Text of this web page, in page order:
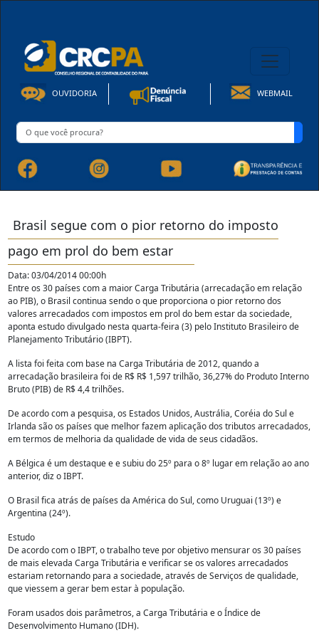
OUVIDORIA WEBMAIL
Brasil segue com o pior retorno do imposto
pago em prol do bem estar
Data: 03/04/2014 00:00h
Entre os 30 países com a maior Carga Tributária (arrecadação em relação
ao PIB), o Brasil continua sendo o que proporciona o pior retorno dos
valores arrecadados com impostos em prol do bem estar da sociedade,
aponta estudo divulgado nesta quarta-feira (3) pelo Instituto Brasileiro de
Planejamento Tributário (IBPT).
A lista foi feita com base na Carga Tributária de 2012, quando a
arrecadação brasileira foi de R$ R$ 1,597 trilhão, 36,27% do Produto Interno
Bruto (PIB) de R$ 4,4 trilhões.
De acordo com a pesquisa, os Estados Unidos, Austrália, Coréia do Sul e
Irlanda são os países que melhor fazem aplicação dos tributos arrecadados,
em termos de melhoria da qualidade de vida de seus cidadãos.
A Bélgica é um destaque e e subiu do 25º para o 8º lugar em relação ao ano
anterior, diz o IBPT.
O Brasil fica atrás de países da América do Sul, como Uruguai (13º) e
Argentina (24º).
Estudo
De acordo com o IBPT, o trabalho teve por objetivo mensurar os 30 países
de mais elevada Carga Tributária e verificar se os valores arrecadados
estariam retornando para a sociedade, através de Serviços de qualidade,
que viessem a gerar bem estar à população.
Foram usados dois parâmetros, a Carga Tributária e o Índice de
Desenvolvimento Humano (IDH).